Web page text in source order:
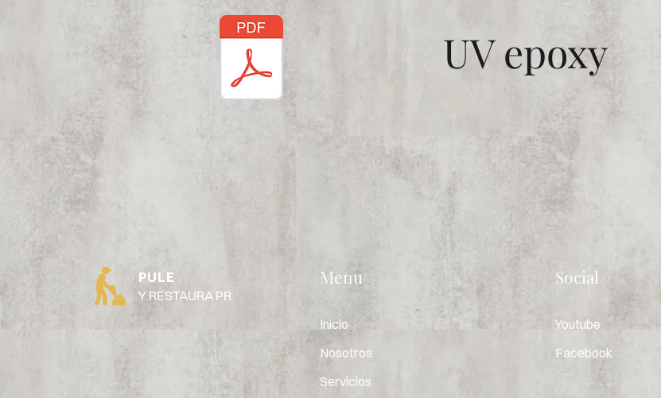
UV epoxy
PULE
Y RESTAURA PR
Menu
Inicio
Nosotros
Servicios
Social
Youtube
Facebook